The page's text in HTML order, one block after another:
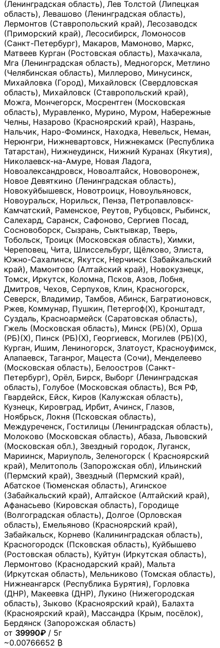
(Ленинградская область), Лев Толстой (Липецкая
область), Левашово (Ленинградская область),
Лермонтов (Ставропольский край), Лесозаводск
(Приморский край), Лесосибирск, Ломоносов
(Санкт-Петербург), Макаров, Мамоново, Маркс,
Матвеев Курган (Ростовская область), Махачкала,
Мга (Ленинградская область), Медногорск, Метлино
(Челябинская область), Миллерово, Минусинск,
Михайловка (Город), Михайловск (Свердловская
область), Михайловск (Ставропольский край),
Можга, Мончегорск, Мосрентген (Московская
область), Муравленко, Мурино, Муром, Набережные
Челны, Назарово (Красноярский край), Назрань,
Нальчик, Наро-Фоминск, Находка, Невельск, Неман,
Нерюнгри, Нижневартовск, Нижнекамск (Республика
Татарстан), Нижнеудинск, Нижний Куранах (Якутия),
Николаевск-на-Амуре, Новая Ладога,
Новоалександровск, Новоалтайск, Нововоронеж,
Новое Девяткино (Ленинградская область),
Новокуйбышевск, Новотроицк, Новоульяновск,
Новоуральск, Норильск, Пенза, Петропавловск-
Камчатский, Раменское, Реутов, Рубцовск, Рыбинск,
Салехард, Саранск, Сафоново, Сергиев Посад,
Сосновоборск, Сызрань, Сыктывкар, Тверь,
Тобольск, Троицк (Московская область), Химки,
Череповец, Чита, Шлиссельбург, Щёлково, Элиста,
Южно-Сахалинск, Якутск, Нерчинск (Забайкальский
край), Мамонтово (Алтайский край), Новокузнецк,
Томск, Иркутск, Коломна, Псков, Азов, Лобня,
Дмитров, Чехов, Серпухов, Клин, Красногорск,
Северск, Владимир, Тамбов, Абинск, Багратионовск,
Ржев, Коммунар, Пушкин, Петергоф(Х), Кронштадт,
Суздаль, Красноармейск (Саратовская область),
Гжель (Московская область), Минск (РБ)(Х), Орша
(РБ)(Х), Пинск (РБ)(Х), Георгиевск, Могилев (РБ)(Х),
Курган, Ишим, Лениногорск, Златоуст, Красноуфимск,
Алапаевск, Таганрог, Мацеста (Сочи), Менделеево
(Московская область), Белоостров (Санкт-
Петербург), Орёл, Бирск, Выборг (Ленинградская
область), Голубое (Московская область), Вся РФ,
Гвардейск, Ейск, Киров (Калужская область),
Кузнецк, Кировград, Ирбит, Ачинск, Глазов,
Ноябрьск, Локня (Псковская область),
Междуреченск, Гостилицы (Ленинградская область),
Молоково (Московская область), Абаза, Львовский
(Московская обл.), Звездный городок, Луганск,
Мариинск, Мариуполь, Зеленогорск ( Красноярский
край), Мелитополь (Запорожская обл), Ильинский
(Пермский край), Звездный (Пермский край),
Абатское (Тюменская область), Агинское
(Забайкальский край), Алтайское (Алтайский край),
Афанасьево (Кировская область), Городище
(Волгоградская область), Долгое (Орловская
область), Емельяново (Красноярский край),
Забайкальск, Корнево (Калининградская область),
Красногородск (Псковская область), Куйбышево
(Ростовская область), Куйтун (Иркутская область),
Лермонтово (Краснодарский край), Мальта
(Иркутская область), Мельниково (Томская область),
Нижнеангарск (Республика Бурятия), Горловка
(ДНР), Макеевка (ДНР), Лукино (Нижегородская
область), Зыково (Красноярский край), Балахта
(Красноярский край), Массандра (Крым, посёлок),
Бердянск (Запорожская область)
от 39990₽ / 5г
~0.00766652 ₿